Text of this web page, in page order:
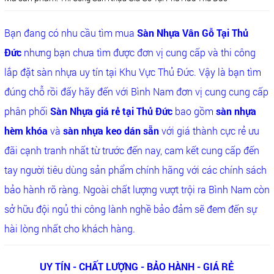
Bạn đang có nhu cầu tìm mua Sàn Nhựa Vân Gỗ Tại Thủ
Đức nhưng bạn chưa tìm được đơn vị cung cấp và thi công
lắp đặt sàn nhựa uy tín tại Khu Vực Thủ Đức. Vậy là bạn tìm
đúng chỗ rồi đấy hãy đến với Bình Nam đơn vị cung cung cấp
phân phối Sàn Nhựa giá rẻ tại Thủ Đứcbao gồm sàn nhựa
hèm khóa và sàn nhựa keo dán sẵnvới giá thành cực rẻ ưu
đãi cạnh tranh nhất từ trước đến nay, cam kết cung cấp đến
tay người tiêu dùng sản phẩm chính hãng với các chính sách
bảo hành rõ ràng. Ngoài chất lượng vượt trội ra Bình Nam còn
sở hữu đội ngủ thi công lành nghề bảo đảm sẽ đem đến sự
hài lòng nhất cho khách hàng.
UY TÍN - CHẤT LƯỢNG - BẢO HÀNH - GIÁ RẺ